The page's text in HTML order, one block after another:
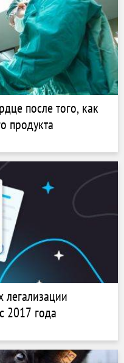
после того, как
продукта
2017 года